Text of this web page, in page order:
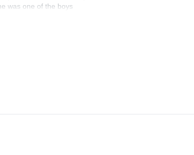
was one of the boys